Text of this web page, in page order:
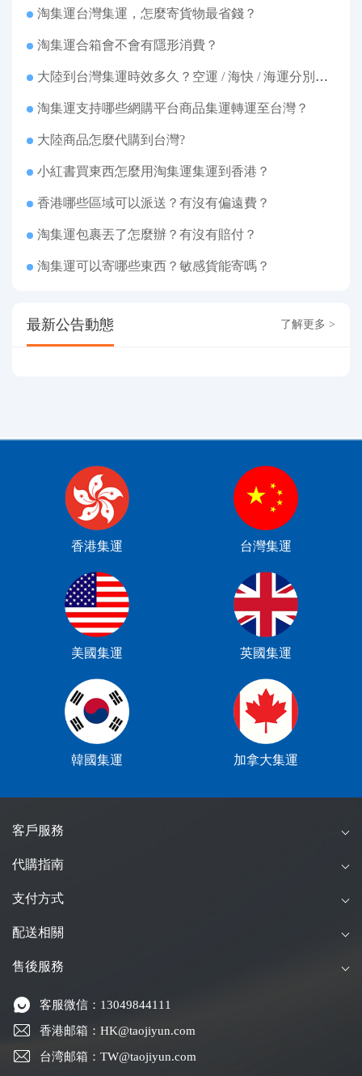
淘集運台灣集運，怎麼寄貨物最省錢？
淘集運合箱會不會有隱形消費？
大陸到台灣集運時效多久？空運 / 海快 / 海運分別幾天
淘集運支持哪些網購平台商品集運轉運至台灣？
大陸商品怎麼代購到台灣?
小紅書買東西怎麼用淘集運集運到香港？
香港哪些區域可以派送？有沒有偏遠費？
淘集運包裹丟了怎麼辦？有沒有賠付？
淘集運可以寄哪些東西？敏感貨能寄嗎？
最新公告動態 了解更多 >
香港集運 台灣集運
美國集運 英國集運
韓國集運 加拿大集運
客戶服務
代購指南
支付方式
配送相關
售後服務
客服微信：13049844111
香港邮箱：HK@taojiyun.com
台湾邮箱：TW@taojiyun.com